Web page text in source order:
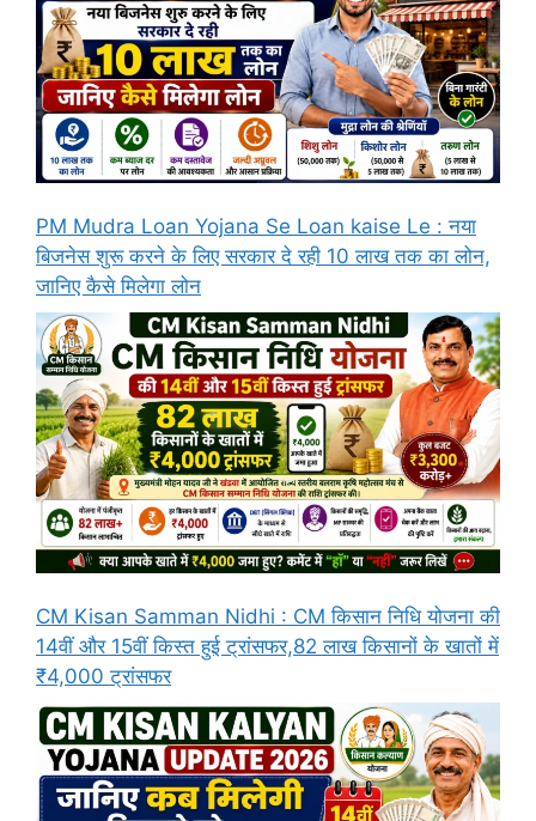
PM Mudra Loan Yojana Se Loan kaise Le : नया
बिजनेस शुरू करने के लिए सरकार दे रही 10 लाख तक का लोन,
जानिए कैसे मिलेगा लोन
CM Kisan Samman Nidhi : CM किसान निधि योजना की
14वीं और 15वीं किस्त हुई ट्रांसफर,82 लाख किसानों के खातों में
₹4,000 ट्रांसफर